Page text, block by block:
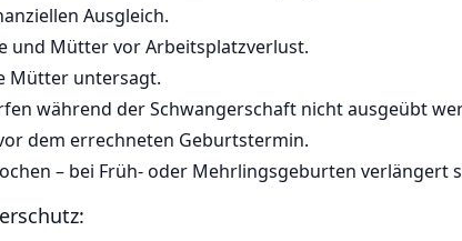
Ausgleich.
und Mütter vor Arbeitsplatzverlust.
Mütter untersagt.
während der Schwangerschaft nicht ausgeübt
dem errechneten Geburtstermin.
– bei Früh- oder Mehrlingsgeburten verlängert